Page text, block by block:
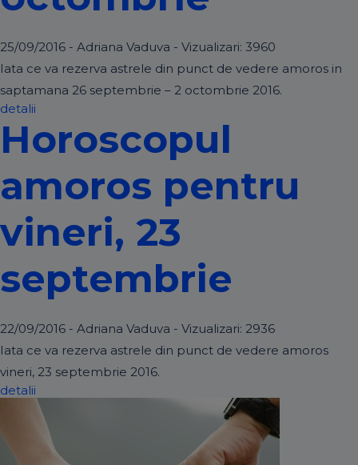
25/09/2016 - Adriana Vaduva - Vizualizari: 3960
Iata ce va rezerva astrele din punct de vedere amoros in
saptamana 26 septembrie – 2 octombrie 2016.
detalii
Horoscopul
amoros pentru
vineri, 23
septembrie
22/09/2016 - Adriana Vaduva - Vizualizari: 2936
Iata ce va rezerva astrele din punct de vedere amoros
vineri, 23 septembrie 2016.
detalii